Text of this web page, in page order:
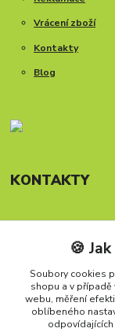
Vrácení zboží
Kontakty
Blog
KONTAKTY
Telefon: +420 777
Provozní doba Po-Pá,
info@carforkids.cz
🍪
Soubory cookies
shopu a v
webu, měření
oblíbeného